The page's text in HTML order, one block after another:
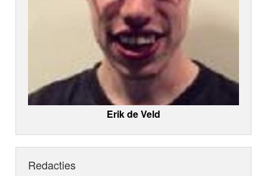
Erik de Veld
Redacties